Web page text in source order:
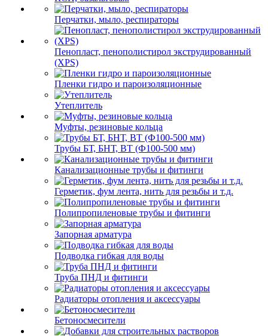
Перчатки, мыло, респираторы
Пенопласт, пенополистирол экструдированный
(XPS)
Пленки гидро и пароизоляционные
Утеплитель
Муфты, резиновые кольца
Трубы БТ, БНТ, ВТ (Ф100-500 мм)
Канализационные трубы и фитинги
Герметик, фум лента, нить для резьбы и т.д.
Полипропиленовые трубы и фитинги
Запорная арматура
Подводка гибкая для воды
Труба ПНД и фитинги
Радиаторы отопления и аксессуары
Бетоносмесители